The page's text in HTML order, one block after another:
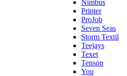
Nimbus
Printer
ProJob
Seven Seas
Storm Textil
Teejays
Texet
Tenson
You